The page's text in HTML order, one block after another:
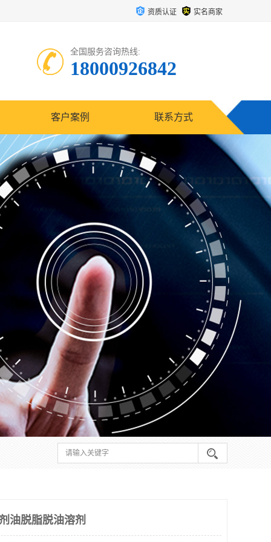
资质认证 实名商家
全国服务咨询热线:
18000926842
客户案例 联系方式
油脱脂脱油溶剂